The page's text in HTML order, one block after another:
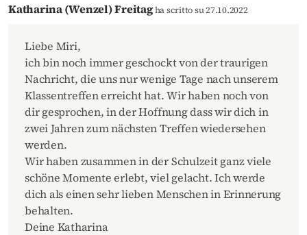
Katharina (Wenzel) Freitagha scritto su 27.10.2022
Liebe Miri,
ich bin noch immer geschockt von der traurigen
Nachricht, die uns nur wenige Tage nach unserem
Klassentreffen erreicht hat. Wir haben noch von
dir gesprochen, in der Hoffnung dass wir dich in
zwei Jahren zum nächsten Treffen wiedersehen
werden.
Wir haben zusammen in der Schulzeit ganz viele
schöne Momente erlebt, viel gelacht. Ich werde
dich als einen sehr lieben Menschen in Erinnerung
behalten.
Deine Katharina